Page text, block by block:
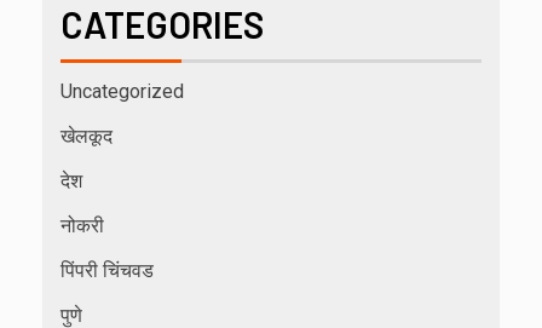
CATEGORIES
Uncategorized
खेलकूद
देश
नोकरी
पिंपरी चिंचवड
पुणे